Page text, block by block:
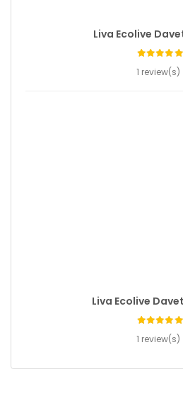
Liva Ecolive
1 review(s)
Liva Ecolive
1 review(s)